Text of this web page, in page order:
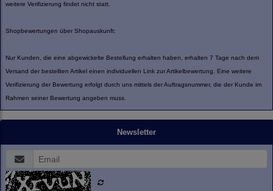
weitere Verifizierung findet nicht statt.
Shopbewertungen über Shopauskunft:
Nur Kunden, die eine abgewickelte Bestellung erhalten haben, erhalten 7 Tage nach dem
Versand der bestellten Artikel einen individuellen Link zur Artikelbewertung. Eine weitere
Verifizierung der Bewertung erfolgt durch uns mittels der Auftragsnummer, die der Kunde im
Rahmen seiner Bewertung angeben muss.
Newsletter